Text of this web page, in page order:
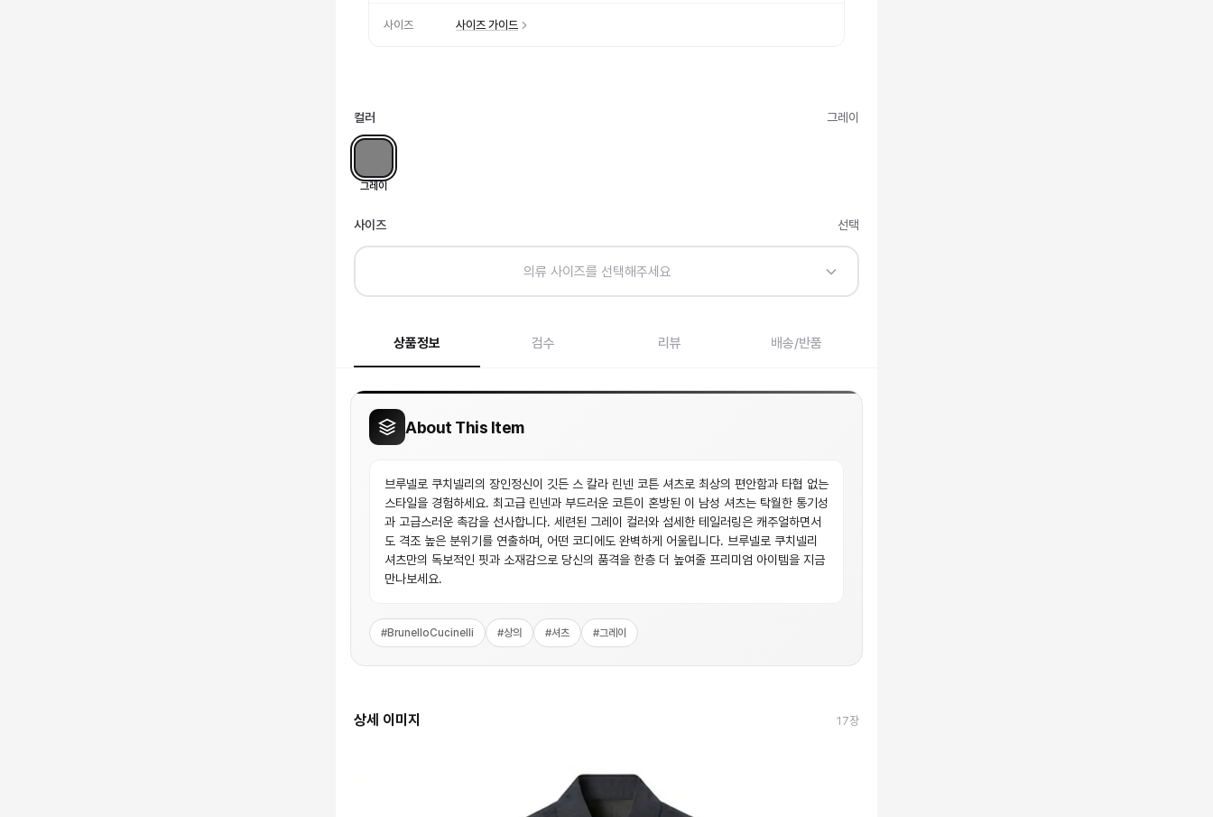
사이즈 사이즈 가이드
컬러 그레이
그레이
사이즈 선택
의류 사이즈를 선택해주세요
상품정보 검수 리뷰 배송/반품
About This Item
브루넬로 쿠치넬리의 장인정신이 깃든 스 칼라 린넨 코튼 셔츠로 최상의 편안함과 타협 없는
스타일을 경험하세요. 최고급 린넨과 부드러운 코튼이 혼방된 이 남성 셔츠는 탁월한 통기성
과 고급스러운 촉감을 선사합니다. 세련된 그레이 컬러와 섬세한 테일러링은 캐주얼하면서
도 격조 높은 분위기를 연출하며, 어떤 코디에도 완벽하게 어울립니다. 브루넬로 쿠치넬리
셔츠만의 독보적인 핏과 소재감으로 당신의 품격을 한층 더 높여줄 프리미엄 아이템을 지금
만나보세요.
#BrunelloCucinelli #상의 #셔츠 #그레이
상세 이미지 17장